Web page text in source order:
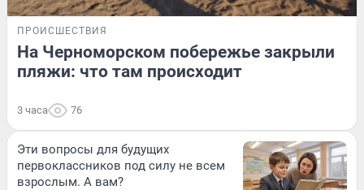
ПРОИСШЕСТВИЯ
На Черноморском побережье закрыли
пляжи: что там происходит
3 часа 76
Эти вопросы для будущих
первоклассников под силу не всем
взрослым. А вам?